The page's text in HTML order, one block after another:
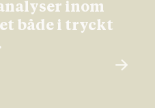
inom
både i tryckt